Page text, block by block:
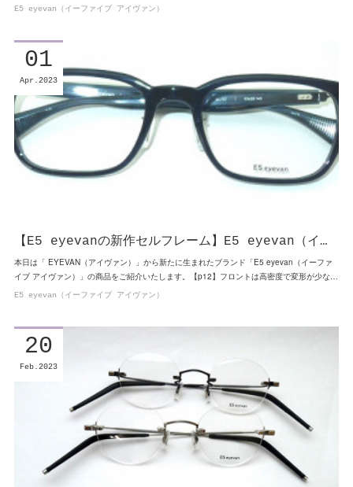
E5 eyevan（イーファイブ アイヴァン）
【E5 eyevanの新作セルフレーム】E5 eyevan（イ…
本日は「 EYEVAN（アイヴァン）」から新たに生まれたブランド「E5 eyevan（イーファ
イブ アイヴァン）」の商品をご紹介いたします。【p12】フロントは高密度で変形が少な…
01
Apr 2023
E5 eyevan（イーファイブ アイヴァン）
20
Feb 2023